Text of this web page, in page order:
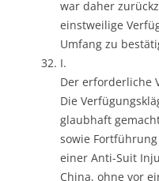
war daher
einstweilige
Umfang zu
I.
Der erforderliche
Die
glaubhaft
sowie
einer Anti-Suit
China, ohne vor